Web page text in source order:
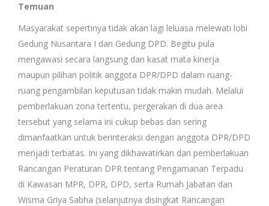
Temuan
Masyarakat sepertinya tidak akan lagi leluasa melewati lobi
Gedung Nusantara I dan Gedung DPD. Begitu pula
mengawasi secara langsung dan kasat mata kinerja
maupun pilihan politik anggota DPR/DPD dalam ruang-
ruang pengambilan keputusan tidak makin mudah. Melalui
pemberlakuan zona tertentu, pergerakan di dua area
tersebut yang selama ini cukup bebas dan sering
dimanfaatkan untuk berinteraksi dengan anggota DPR/DPD
menjadi terbatas. Ini yang dikhawatirkan dari pemberlakuan
Rancangan Peraturan DPR tentang Pengamanan Terpadu
di Kawasan MPR, DPR, DPD, serta Rumah Jabatan dan
Wisma Griya Sabha (selanjutnya disingkat Rancangan